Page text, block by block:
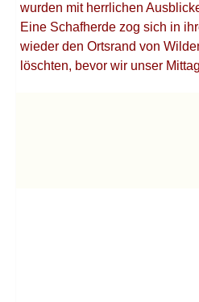
wurden mit herrlichen
Eine Schafherde zog sich in
wieder den Ortsrand von
löschten, bevor wir unser